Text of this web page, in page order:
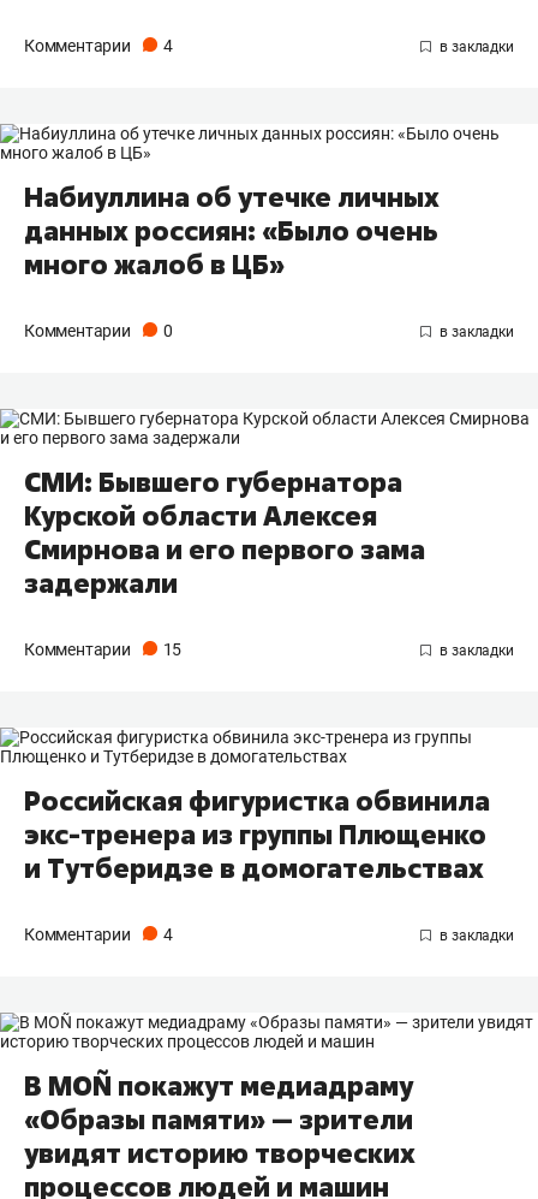
Комментарии 4
Набиуллина об утечке личных
данных россиян: «Было очень
много жалоб в ЦБ»
Комментарии 0
СМИ: Бывшего губернатора
Курской области Алексея
Смирнова и его первого зама
задержали
Комментарии 15
Российская фигуристка обвинила
экс-тренера из группы Плющенко
и Тутберидзе в домогательствах
Комментарии 4
В MOÑ покажут медиадраму
«Образы памяти» — зрители
увидят историю творческих
процессов людей и машин